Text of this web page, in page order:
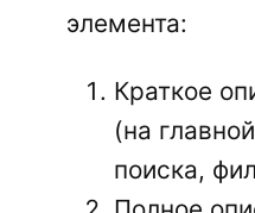
элемента:
Краткое
(на
поиска,